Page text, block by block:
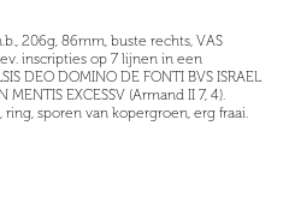
206g, 86mm, buste rechts, VAS
inscripties op 7 lijnen in een
DEO DOMINO DE FONTI BVS ISRAEL
EXCESSV (Armand II 7, 4).
sporen van kopergroen, erg fraai.